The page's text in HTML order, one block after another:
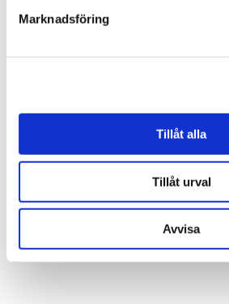
Marknadsföring
Tillåt alla
Tillåt urval
Avvisa
1.539 kr
1.385 kr